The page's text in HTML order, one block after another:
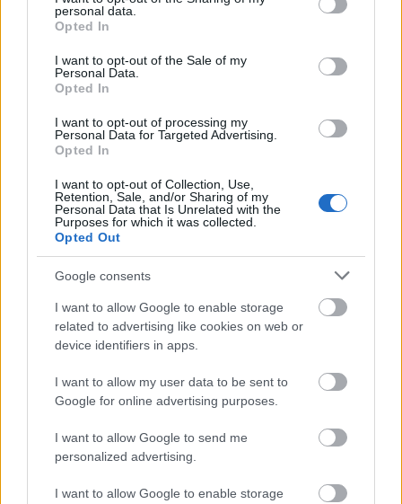
grant or deny consent to Google and its third-party tags to
use your data for below specified purposes in below Google
consent section.
personal data.
Opted In
I want to opt-out of the Sale of my
Personal Data.
Opted In
I want to opt-out of processing my
Personal Data for Targeted Advertising.
Opted In
I want to opt-out of Collection, Use,
Retention, Sale, and/or Sharing of my
Personal Data that Is Unrelated with the
Purposes for which it was collected.
Opted Out
Google consents
I want to allow Google to enable storage
related to advertising like cookies on web or
device identifiers in apps.
I want to allow my user data to be sent to
Google for online advertising purposes.
I want to allow Google to send me
personalized advertising.
I want to allow Google to enable storage
Etter vinterens solide framgang for både dame- og herrelandslaget,
Dario Cologna fortsetter karrieren i
Ski Classics
MARTHE KATRINE MYHRE 06.07.2022